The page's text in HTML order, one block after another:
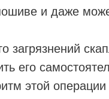
и даже
загрязнений
его
этой